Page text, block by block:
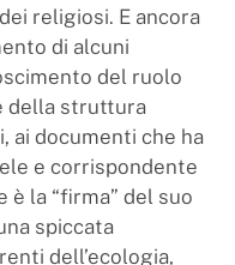
religiosi. E ancora
di alcuni
del ruolo
della struttura
ai documenti che ha
e corrispondente
è la “firma” del suo
spiccata
dell’ecologia,